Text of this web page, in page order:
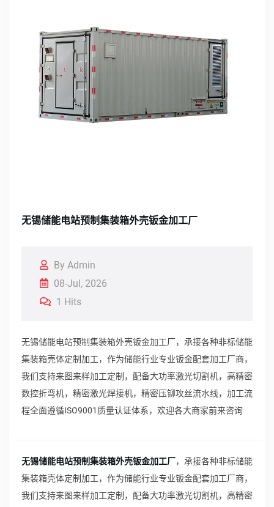
无锡储能电站预制集装箱外壳钣金加工厂
By Admin
08-Jul, 2026
1 Hits
无锡储能电站预制集装箱外壳钣金加工厂，承接各种非标储能
集装箱壳体定制加工，作为储能行业专业钣金配套加工厂商，
我们支持来图来样加工定制，配备大功率激光切割机，高精密
数控折弯机，精密激光焊接机，精密压铆攻丝流水线，加工流
程全面遵循ISO9001质量认证体系，欢迎各大商家前来咨询
无锡储能电站预制集装箱外壳钣金加工厂，承接各种非标储能
集装箱壳体定制加工，作为储能行业专业钣金配套加工厂商，
我们支持来图来样加工定制，配备大功率激光切割机，高精密